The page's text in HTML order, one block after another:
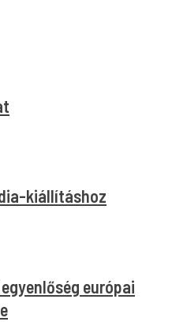
kiállításhoz
európai